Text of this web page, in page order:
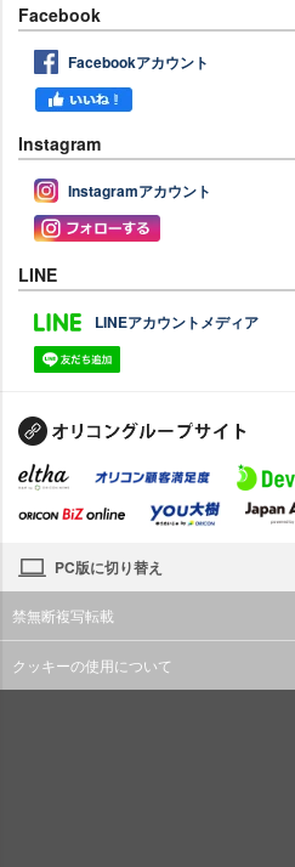
Facebook
Facebookアカウント
Instagram
Instagramアカウント
LINE
LINEアカウントメディア
PC版に切り替え
禁無断複写転載
クッキーの使用について